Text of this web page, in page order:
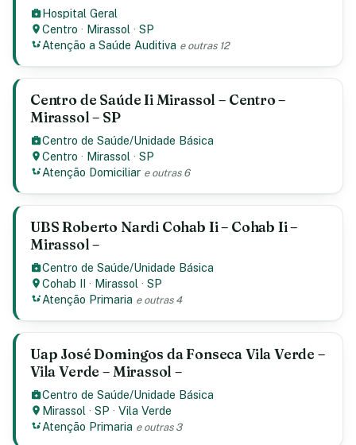
Hospital Geral
Centro · Mirassol ·SP
Atenção a Saúde Auditiva e outras 12
Centro de Saúde Ii Mirassol – Centro –
Mirassol – SP
Centro de Saúde/Unidade Básica
Centro · Mirassol ·SP
Atenção Domiciliar e outras 6
UBS Roberto Nardi Cohab Ii – Cohab Ii –
Mirassol –
Centro de Saúde/Unidade Básica
Cohab II · Mirassol ·SP
Atenção Primaria e outras 4
Uap José Domingos da Fonseca Vila Verde –
Vila Verde – Mirassol –
Centro de Saúde/Unidade Básica
Mirassol ·SP ·Vila Verde
Atenção Primaria e outras 3